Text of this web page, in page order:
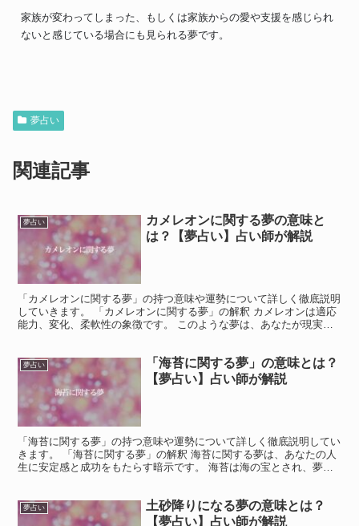
家族が変わってしまった、もしくは家族からの愛や支援を感じられ
ないと感じている場合にも見られる夢です。
夢占い
関連記事
夢占い
カメレオンに関する夢の意味と
は？【夢占い】占い師が解説
「カメレオンに関する夢」の持つ意味や運勢について詳しく徹底説明
していきます。 「カメレオンに関する夢」の解釈 カメレオンは適応
能力、変化、柔軟性の象徴です。 このような夢は、あなたが現実世
夢占い
「海苔に関する夢」の意味とは？
【夢占い】占い師が解説
「海苔に関する夢」の持つ意味や運勢について詳しく徹底説明してい
きます。 「海苔に関する夢」の解釈 海苔に関する夢は、あなたの人
生に安定感と成功をもたらす暗示です。 海苔は海の宝とされ、夢の
夢占い
土砂降りになる夢の意味とは？
【夢占い】占い師が解説